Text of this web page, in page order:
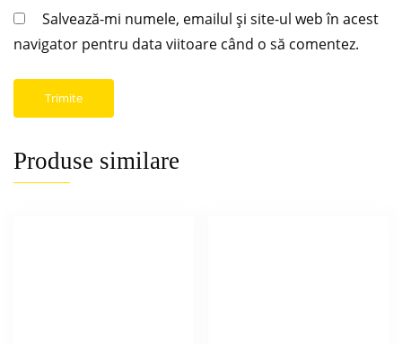
Salvează-mi numele, emailul și site-ul web în acest
navigator pentru data viitoare când o să comentez.
Produse similare